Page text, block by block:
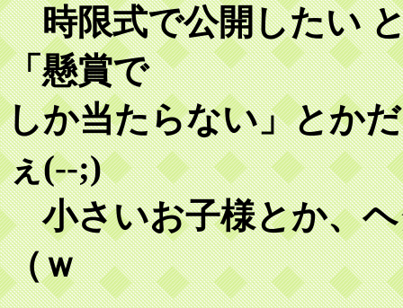
時限式で公開したい
「懸賞で
しか当たらない」とか
ぇ(--;)
小さいお子様とか、ヘ
（ｗ